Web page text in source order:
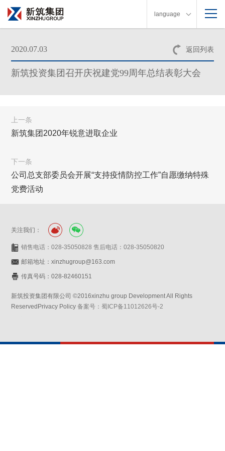
language
返回列表
2020.07.03
新筑投资集团召开庆祝建党99周年总结表彰大会
上一条
新筑集团2020年锐意进取企业
下一条
公司总支部委员会开展“支持疫情防控工作”自愿缴纳特殊
党费活动
关注我们：
销售电话：028-35050828 售后电话：028-35050820
邮箱地址：xinzhugroup@163.com
传真号码：028-82460151
新筑投资集团有限公司 ©2016xinzhu group Development All Rights
ReservedPrivacy Policy备案号：蜀ICP备11012626号-2